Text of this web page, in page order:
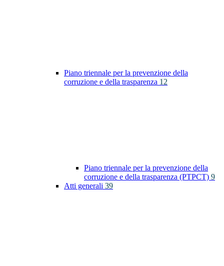
Piano triennale per la prevenzione della
corruzione e della trasparenza 12
Piano triennale per la prevenzione della
corruzione e della trasparenza (PTPCT) 9
Atti generali 39